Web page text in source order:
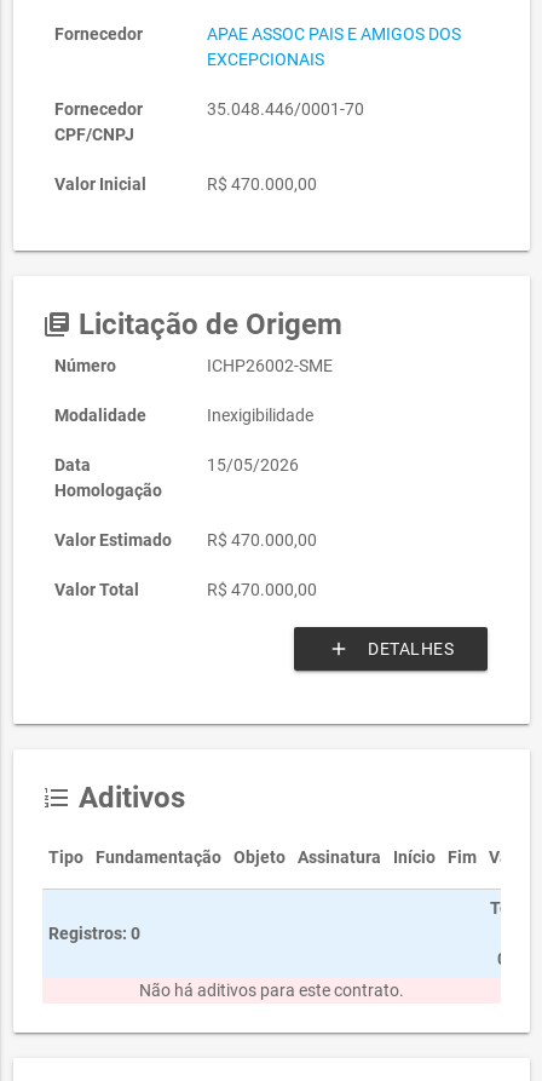
Fornecedor
APAE ASSOC PAIS E AMIGOS DOS
EXCEPCIONAIS
Fornecedor
CPF/CNPJ
35.048.446/0001-70
Valor Inicial R$ 470.000,00
library_books Licitação de Origem
Número ICHP26002-SME
Modalidade Inexigibilidade
Data
Homologação
15/05/2026
Valor Estimado R$ 470.000,00
Valor Total R$ 470.000,00
add DETALHES
format_list_numbered Aditivos
Tipo Fundamentação Objeto Assinatura Início Fim Valor
Registros: 0
Total
0,00
Não há aditivos para este contrato.